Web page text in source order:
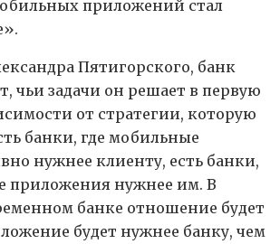
приложений стал
Пятигорского, банк
чьи задачи он решает в первую
от стратегии, которую
банки, где мобильные
нужнее клиенту, есть банки,
приложения нужнее им. В
банке отношение будет
будет нужнее банку, чем